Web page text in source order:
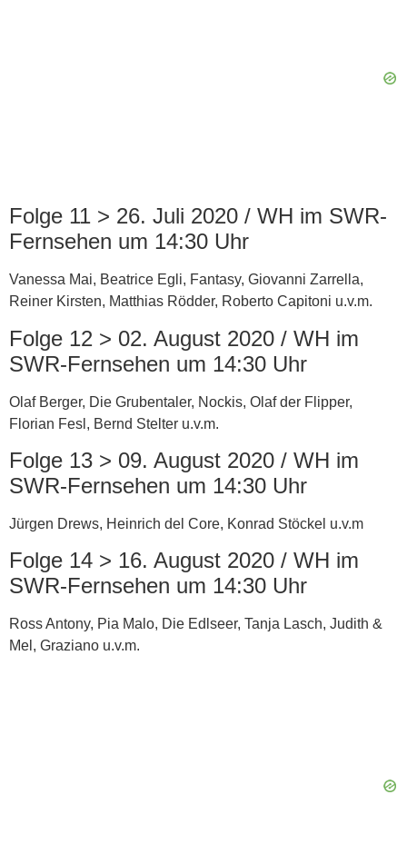
Folge 11 > 26. Juli 2020 / WH im SWR-
Fernsehen um 14:30 Uhr
Vanessa Mai, Beatrice Egli, Fantasy, Giovanni Zarrella,
Reiner Kirsten, Matthias Rödder, Roberto Capitoni u.v.m.
Folge 12 > 02. August 2020 / WH im
SWR-Fernsehen um 14:30 Uhr
Olaf Berger, Die Grubentaler, Nockis, Olaf der Flipper,
Florian Fesl, Bernd Stelter u.v.m.
Folge 13 > 09. August 2020 / WH im
SWR-Fernsehen um 14:30 Uhr
Jürgen Drews, Heinrich del Core, Konrad Stöckel u.v.m
Folge 14 > 16. August 2020 / WH im
SWR-Fernsehen um 14:30 Uhr
Ross Antony, Pia Malo, Die Edlseer, Tanja Lasch, Judith &
Mel, Graziano u.v.m.